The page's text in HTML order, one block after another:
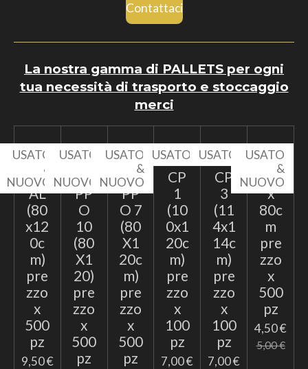
Contattaci
La nostra gamma di PALLETS per ogni
tua necessità di trasporto e stoccaggio
merci
USATO
&
NUOVO
EP
AL
(80
x12
0c
m)
pre
zzo
x
500
pz
9,50 €
USATO
NUOVO
TA
PP
O
10
(80
X1
20)
pre
zzo
x
500
pz
USATO
&
NUOVO
TA
PP
O 7
(80
X1
20c
m)
pre
zzo
x
500
pz
USATO
CP
1
(10
0x1
20c
m)
pre
zzo
x
100
pz
7,00 €
USATO
CP
3
(11
4x1
14c
m)
pre
zzo
x
100
pz
7,00 €
USATO
&
NUOVO
60
x
80c
m
pre
zzo
x
500
pz
4,50 €
5,00 €